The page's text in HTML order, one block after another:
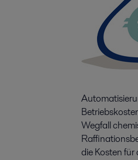
Wegfall
die Kosten